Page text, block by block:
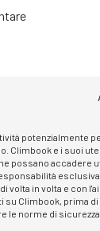
potenzialmente
Climbook e i suoi
possano accadere
volta in volta e con
su Climbook, prima
le norme di sicurezza.